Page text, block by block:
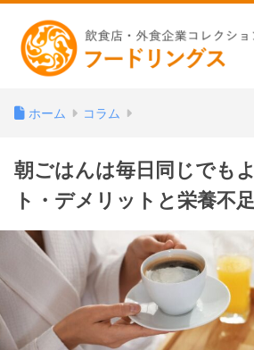
ホーム コラム
朝ごはんは毎日同じでも
ト・デメリットと栄養不